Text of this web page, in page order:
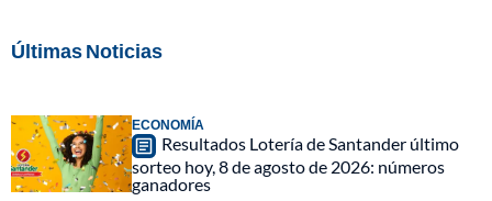
Últimas Noticias
ECONOMÍA
Resultados Lotería de Santander último
sorteo hoy, 8 de agosto de 2026: números
ganadores